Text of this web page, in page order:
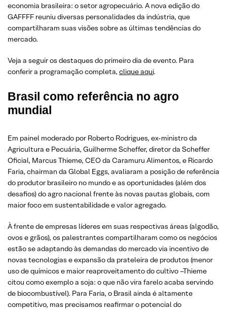
economia brasileira: o setor agropecuário. A nova edição do
GAFFFF reuniu diversas personalidades da indústria, que
compartilharam suas visões sobre as últimas tendências do
mercado.
Veja a seguir os destaques do primeiro dia de evento. Para
conferir a programação completa, clique aqui.
Brasil como referência no agro
mundial
Em painel moderado por Roberto Rodrigues, ex-ministro da
Agricultura e Pecuária, Guilherme Scheffer, diretor da Scheffer
Oficial, Marcus Thieme, CEO da Caramuru Alimentos, e Ricardo
Faria, chairman da Global Eggs, avaliaram a posição de referência
do produtor brasileiro no mundo e as oportunidades (além dos
desafios) do agro nacional frente às novas pautas globais, com
maior foco em sustentabilidade e valor agregado.
À frente de empresas líderes em suas respectivas áreas (algodão,
ovos e grãos), os palestrantes compartilharam como os negócios
estão se adaptando às demandas do mercado via incentivo de
novas tecnologias e expansão da prateleira de produtos (menor
uso de químicos e maior reaproveitamento do cultivo –Thieme
citou como exemplo a soja: o que não vira farelo acaba servindo
de biocombustível). Para Faria, o Brasil ainda é altamente
competitivo, mas precisamos reafirmar o potencial do